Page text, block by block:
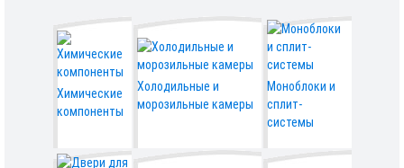
Химические
компоненты
Холодильные и
морозильные камеры
Моноблоки и
сплит-
системы